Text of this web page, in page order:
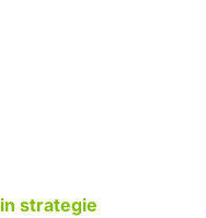
strategie